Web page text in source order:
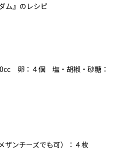
ム』のレシピ
卵：４個 塩・胡椒・砂糖：
ザンチーズでも可）：４枚